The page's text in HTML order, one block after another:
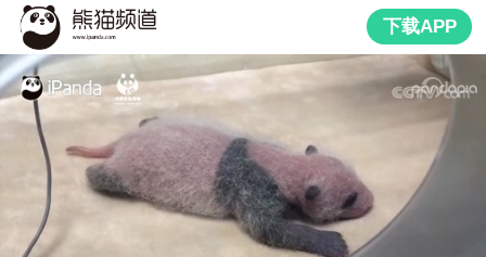
下载APP